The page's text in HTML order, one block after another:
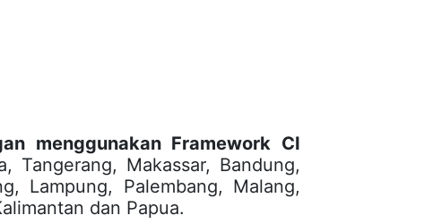
menggunakan Framework CI
Tangerang, Makassar, Bandung,
Lampung, Palembang, Malang,
dan Papua.